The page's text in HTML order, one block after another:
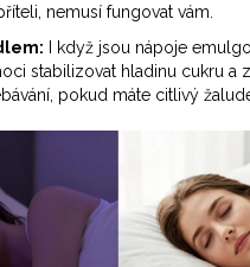
nemusí fungovat vám.
I když jsou nápoje
stabilizovat hladinu cukru a
pokud máte citlivý